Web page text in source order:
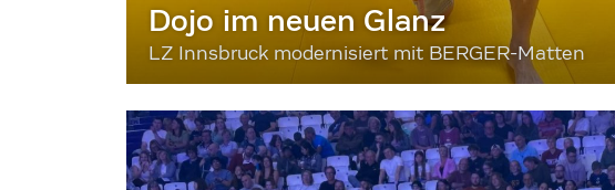
Dojo im neuen Glanz
LZ Innsbruck modernisiert mit BERGER-Matten